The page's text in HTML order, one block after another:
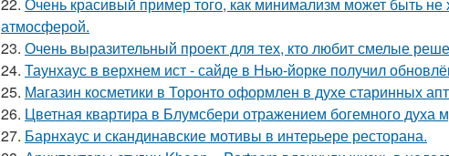
атмосферой.
23. Очень выразительный проект для тех, кто любит смелые
24. Таунхаус в верхнем ист - сайде в Нью-йорке получил
25. Магазин косметики в Торонто оформлен в духе старинных
26. Цветная квартира в Блумсбери отражением богемного духа
27. Барнхаус и скандинавские мотивы в интерьере ресторана.